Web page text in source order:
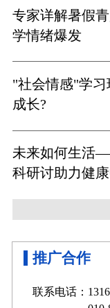
专家详解暑假
学情绪爆发
"社会情感"学
成长?
未来如何生活
科研讨助力健
推广合作
联系电话：